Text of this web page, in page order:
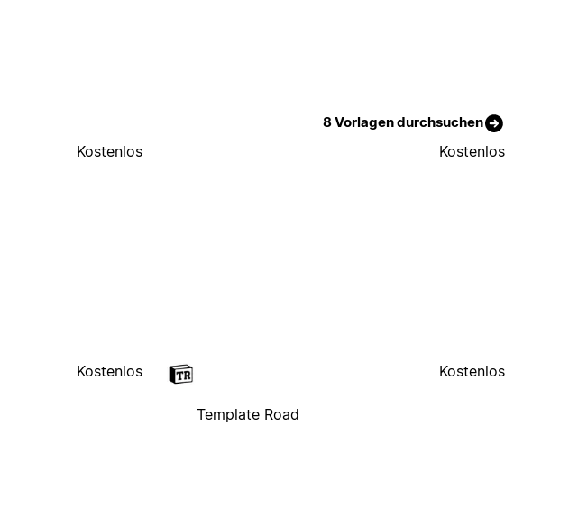
8 Vorlagen durchsuchen
Kostenlos Kostenlos
Kostenlos
Template Road
Kostenlos